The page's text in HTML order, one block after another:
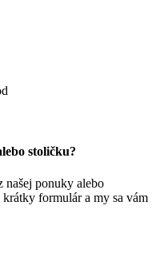
stoličku?
našej ponuky alebo
formulár a my sa vám